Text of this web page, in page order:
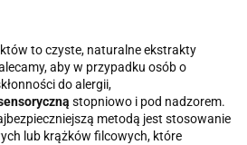
to czyste, naturalne ekstrakty
aby w przypadku osób o
do alergii,
stopniowo i pod nadzorem.
metodą jest stosowanie
lub krążków filcowych, które